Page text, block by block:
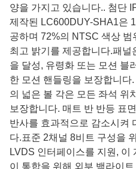
양을 가지고 있습니다.. 첨단
제작된 LC600DUY-SHA1은
공하며 72%의 NTSC 색상 범
최고 밝기를 제공합니다.패널
을 달성, 유령화 또는 모션 블
한 모션 핸들링을 보장합니다.
의 넓은 볼 각은 모든 좌석 위
보장합니다. 매트 반 반등 표
반사를 효과적으로 감소시켜
다.표준 2채널 8비트 구성을
LVDS 인터페이스를 지원, 이
이 통합을 위해 외부 백라이